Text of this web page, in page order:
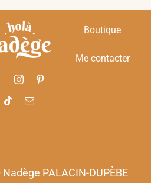
Boutique
Me contacter
PALACIN-DUPÈBE